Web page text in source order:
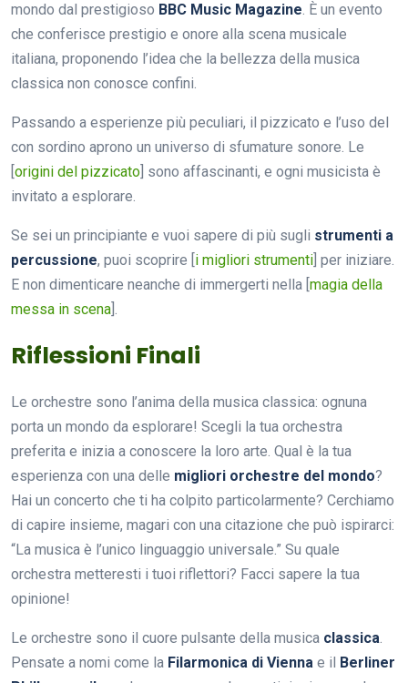
mondo dal prestigioso BBC Music Magazine. È un evento
che conferisce prestigio e onore alla scena musicale
italiana, proponendo l’idea che la bellezza della musica
classica non conosce confini.
Passando a esperienze più peculiari, il pizzicato e l’uso del
con sordino aprono un universo di sfumature sonore. Le
origini del pizzicato ] sono affascinanti, e ogni musicista è
invitato a esplorare.
Se sei un principiante e vuoi sapere di più sugli strumenti a
percussione, puoi scoprire [ i migliori strumenti ] per iniziare.
E non dimenticare neanche di immergerti nella [ magia della
messa in scena ].
Riflessioni Finali
Le orchestre sono l’anima della musica classica: ognuna
porta un mondo da esplorare! Scegli la tua orchestra
preferita e inizia a conoscere la loro arte. Qual è la tua
esperienza con una delle migliori orchestre del mondo?
Hai un concerto che ti ha colpito particolarmente? Cerchiamo
di capire insieme, magari con una citazione che può ispirarci:
“La musica è l’unico linguaggio universale.” Su quale
orchestra metteresti i tuoi riflettori? Facci sapere la tua
opinione!
Le orchestre sono il cuore pulsante della musica classica.
Pensate a nomi come la Filarmonica di Vienna e il
Berliner